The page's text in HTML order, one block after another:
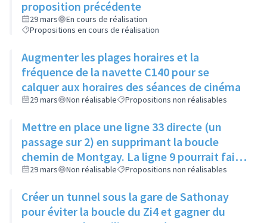
proposition précédente
29 mars
En cours de réalisation
Propositions en cours de réalisation
Augmenter les plages horaires et la
fréquence de la navette C140 pour se
calquer aux horaires des séances de cinéma
29 mars Non réalisable Propositions non réalisables
Mettre en place une ligne 33 directe (un
passage sur 2) en supprimant la boucle
chemin de Montgay. La ligne 9 pourrait faire
cette boucle une fois sur 2 en
29 mars Non réalisable Propositions non réalisables
Créer un tunnel sous la gare de Sathonay
pour éviter la boucle du Zi4 et gagner du